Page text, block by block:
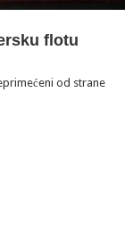
flotu
od strane